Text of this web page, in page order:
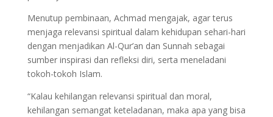
Menutup pembinaan, Achmad mengajak, agar terus
menjaga relevansi spiritual dalam kehidupan sehari-hari
dengan menjadikan Al-Qur’an dan Sunnah sebagai
sumber inspirasi dan refleksi diri, serta meneladani
tokoh-tokoh Islam.
“Kalau kehilangan relevansi spiritual dan moral,
kehilangan semangat keteladanan, maka apa yang bisa